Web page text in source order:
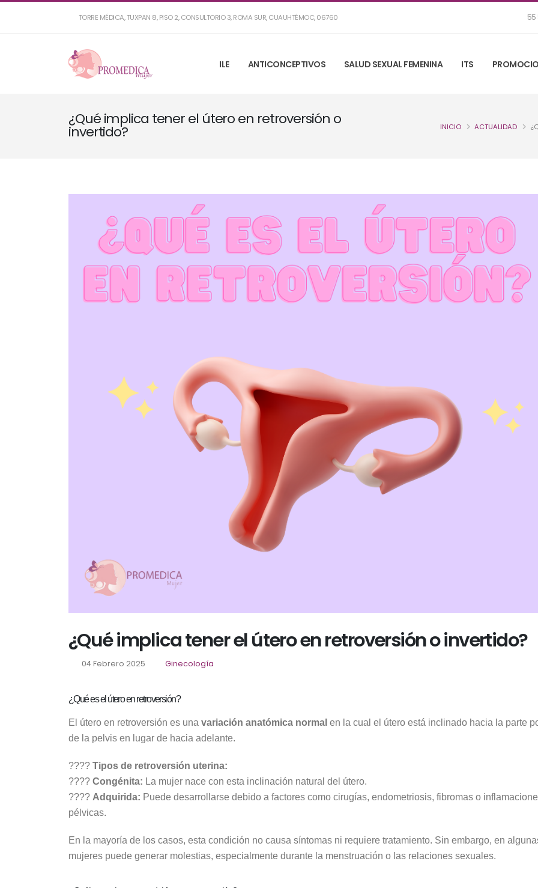
TORRE MÉDICA, TUXPAN 8, PISO 2, CONSULTORIO 3, ROMA SUR, CUAUHTÉMOC, 06760 55
ILE ANTICONCEPTIVOS SALUD SEXUAL FEMENINA ITS
¿Qué implica tener el útero en retroversión o
invertido? INICIO ACTUALIDAD
¿Qué implica tener el útero en retroversión o invertido?
04 Febrero 2025 Ginecología
¿Qué es el útero en retroversión?
El útero en retroversión es una variación anatómica normal en la cual el útero está inclinado hacia la parte
de la pelvis en lugar de hacia adelante.
???? Tipos de retroversión uterina:
???? Congénita: La mujer nace con esta inclinación natural del útero.
???? Adquirida: Puede desarrollarse debido a factores como cirugías, endometriosis, fibromas o
pélvicas.
En la mayoría de los casos, esta condición no causa síntomas ni requiere tratamiento. Sin embargo, en
mujeres puede generar molestias, especialmente durante la menstruación o las relaciones sexuales.